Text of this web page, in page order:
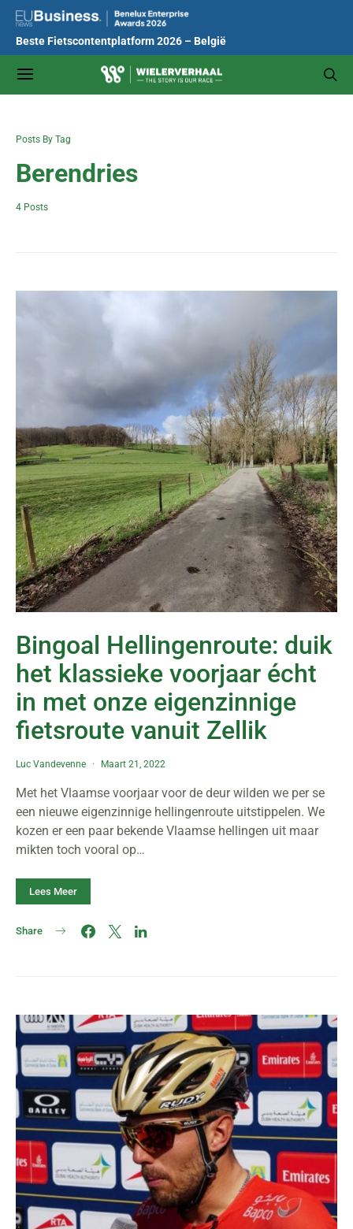
Beste Fietscontentplatform 2026 – België
Posts By Tag
Berendries
4 Posts
Bingoal Hellingenroute: duik
het klassieke voorjaar écht
in met onze eigenzinnige
fietsroute vanuit Zellik
Luc Vandevenne Maart 21, 2022
Met het Vlaamse voorjaar voor de deur wilden we per se
een nieuwe eigenzinnige hellingenroute uitstippelen. We
kozen er een paar bekende Vlaamse hellingen uit maar
mikten toch vooral op…
Lees Meer
Share